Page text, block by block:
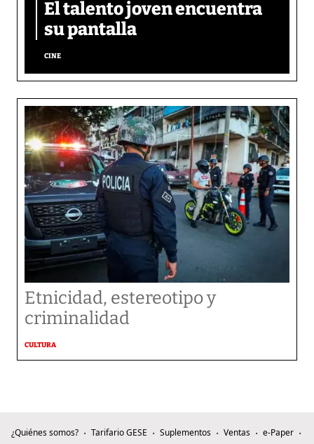
El talento joven encuentra
su pantalla​
CINE
Etnicidad, estereotipo y
criminalidad
CULTURA
¿Quiénes somos? Tarifario GESE Suplementos Ventas
e-Paper